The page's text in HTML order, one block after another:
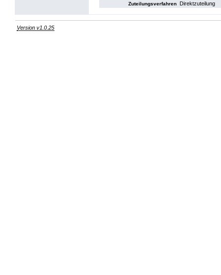
Zuteilungsverfahren Direktzuteilung
Version v1.0.25